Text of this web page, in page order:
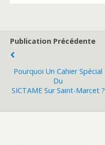
Publication Précédente
Pourquoi Un Cahier Spécial
Du
SICTAME Sur Saint-Marcet ?